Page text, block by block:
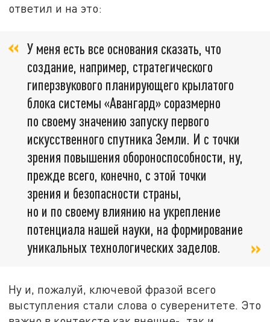
ответил и на это:
У меня есть все основания сказать, что
создание, например, стратегического
гиперзвукового планирующего крылатого
блока системы «Авангард» соразмерно
по своему значению запуску первого
искусственного спутника Земли. И с точки
зрения повышения обороноспособности, ну,
прежде всего, конечно, с этой точки
зрения и безопасности страны,
но и по своему влиянию на укрепление
потенциала нашей науки, на формирование
уникальных технологических заделов.
Ну и, пожалуй, ключевой фразой всего
выступления стали слова о суверенитете. Это